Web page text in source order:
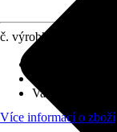
č. výrobku
Varianta
Více informací o zboží